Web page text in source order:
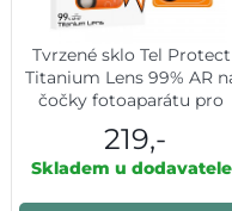
Tvrzené sklo Tel Protect
Titanium Lens 99% AR
čočky fotoaparátu pro
219,-
Skladem u dodavatele